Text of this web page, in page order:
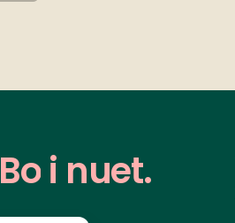
Boi nuet.